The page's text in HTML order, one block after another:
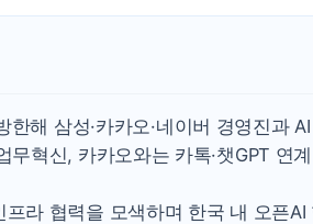
해 삼성·카카오·네이버 경영진과
무혁신, 카카오와는 카톡·챗GPT 연
라 협력을 모색하며 한국 내 오픈AI